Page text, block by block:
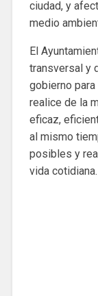
ciudad, y
medio
El
transversal y
gobierno
realice de la
eficaz,
al mismo
posibles y
vida cotidiana.